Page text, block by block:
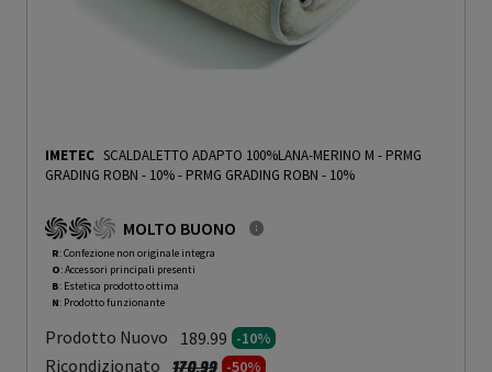
IMETEC SCALDALETTO ADAPTO 100%LANA-MERINO M - PRMG
GRADING ROBN - 10%- PRMG GRADING ROBN - 10%
MOLTO BUONO
R: Confezione non originale integra
O: Accessori principali presenti
B: Estetica prodotto ottima
N: Prodotto funzionante
Prodotto Nuovo 189.99 -10%
Ricondizionato Prezzo ridotto da
170.99a-50%